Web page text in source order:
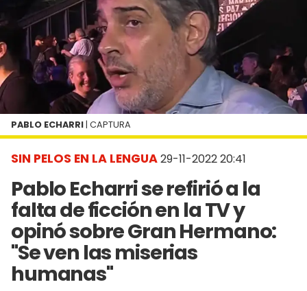
SIN PELOS EN LA LENGUA29-11-2022 20:41
Pablo Echarri se refirió a la
falta de ficción en la TV y
opinó sobre Gran Hermano:
"Se ven las miserias
humanas"
PABLO ECHARRI | CAPTURA